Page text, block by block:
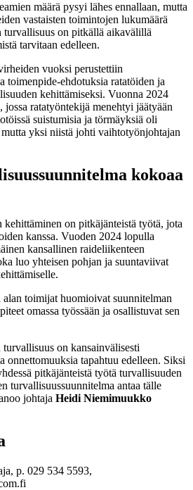
määrä pysyi lähes ennallaan, mutta
vastaisten toimintojen lukumäärä
turvallisuus on pitkällä aikavälillä
tarvitaan edelleen.
vuoksi perustettiin
toimenpide-ehdotuksia ratatöiden ja
kehittämiseksi. Vuonna 2024
ratatyöntekijä menehtyi jäätyään
suistumisia ja törmäyksiä oli
yksi niistä johti vaihtotyönjohtajan
kokoaa
kehittäminen on pitkäjänteistä työtä, jota
kanssa. Vuoden 2024 lopulla
kansallinen raideliikenteen
luo yhteisen pohjan ja suuntaviivat
toimijat huomioivat suunnitelman
omassa työssään ja osallistuvat sen
on kansainvälisesti
onnettomuuksia tapahtuu edelleen. Siksi
pitkäjänteistä työtä turvallisuuden
turvallisuussuunnitelma antaa tälle
johtaja Heidi Niemimuukko
p. 029 534 5593,